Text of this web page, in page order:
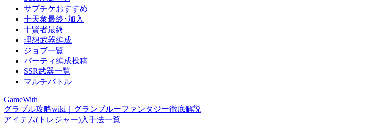
サプチケおすすめ
十天衆最終･加入
十賢者最終
理想武器編成
ジョブ一覧
パーティ編成投稿
SSR武器一覧
マルチバトル
GameWith
グラブル攻略wiki｜グランブルーファンタジー徹底解説
アイテム(トレジャー)入手法一覧